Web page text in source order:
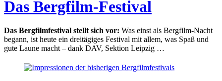
Das Bergfilm-Festival
Das Bergfilmfestival stellt sich vor: Was einst als Bergfilm-Nacht
begann, ist heute ein dreitägiges Festival mit allem, was Spaß und
gute Laune macht – dank DAV, Sektion Leipzig …